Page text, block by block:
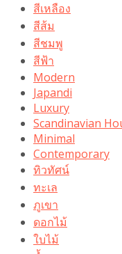
สีเหลือง
สีส้ม
สีชมพู
สีฟ้า
Modern
Japandi
Luxury
Scandinavian
Minimal
Contemporary
ทิวทัศน์
ทะเล
ภูเขา
ดอกไม้
ใบไม้